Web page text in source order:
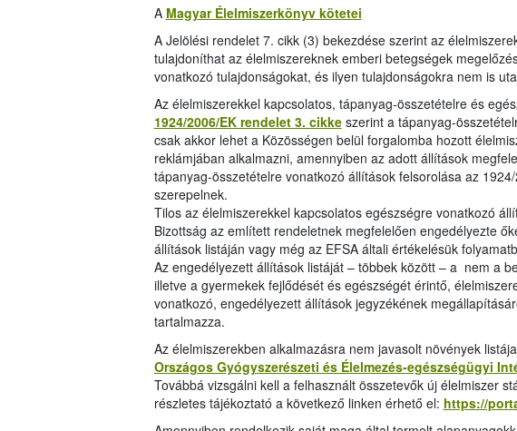
A Magyar Élelmiszerkönyv kötetei
A Jelölési rendelet 7. cikk (3) bekezdése szerint az
tulajdoníthat az élelmiszereknek emberi betegségek
vonatkozó tulajdonságokat, és ilyen tulajdonságokra nem is
Az élelmiszerekkel kapcsolatos, tápanyag-összetételre és
1924/2006/EK rendelet 3. cikkeszerint a tápanyag-
csak akkor lehet a Közösségen belül forgalomba hozott
reklámjában alkalmazni, amennyiben az adott állítások
tápanyag-összetételre vonatkozó állítások felsorolása az
szerepelnek.
Tilos az élelmiszerekkel kapcsolatos egészségre vonatkozó
Bizottság az említett rendeletnek megfelelően engedélyezte
állítások listáján vagy még az EFSA általi értékelésük
Az engedélyezett állítások listáját – többek között – a nem a
illetve a gyermekek fejlődését és egészségét érintő,
vonatkozó, engedélyezett állítások jegyzékének
tartalmazza.
Az élelmiszerekben alkalmazásra nem javasolt növények
Országos Gyógyszerészeti és Élelmezés-egészségügyi
Továbbá vizsgálni kell a felhasznált összetevők új élelmiszer
részletes tájékoztató a következő linken érhető el: https://